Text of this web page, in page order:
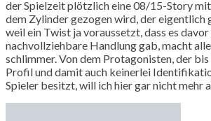
der Spielzeit plötzlich eine 08/15-Story
dem Zylinder gezogen wird, der eigentlich
weil ein Twist ja voraussetzt, dass es davor
nachvollziehbare Handlung gab, macht
schlimmer. Von dem Protagonisten, der
Profil und damit auch keinerlei
Spieler besitzt, will ich hier gar nicht mehr